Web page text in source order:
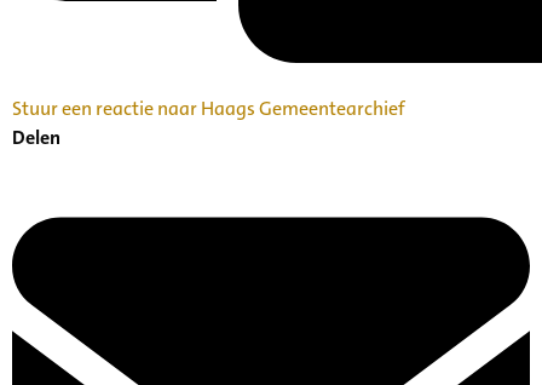
Stuur een reactie naar Haags Gemeentearchief
Delen